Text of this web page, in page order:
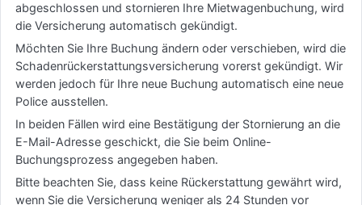
abgeschlossen und stornieren Ihre Mietwagenbuchung, wird
die Versicherung automatisch gekündigt.
Möchten Sie Ihre Buchung ändern oder verschieben, wird die
Schadenrückerstattungsversicherung vorerst gekündigt. Wir
werden jedoch für Ihre neue Buchung automatisch eine neue
Police ausstellen.
In beiden Fällen wird eine Bestätigung der Stornierung an die
E-Mail-Adresse geschickt, die Sie beim Online-
Buchungsprozess angegeben haben.
Bitte beachten Sie, dass keine Rückerstattung gewährt wird,
wenn Sie die Versicherung weniger als 24 Stunden vor